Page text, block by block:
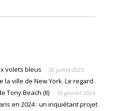
volets bleus 30 juillet 2025
ville de New York. Le regard
Tony Beach (II)
16 janvier 2024
en 2024 : un inquiétant projet